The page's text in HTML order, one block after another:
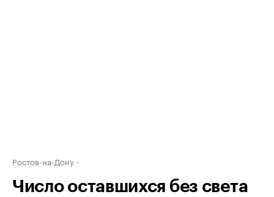
Ростов-на-Дону
Число оставшихся без света